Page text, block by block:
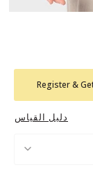
Register &
دليل القياس